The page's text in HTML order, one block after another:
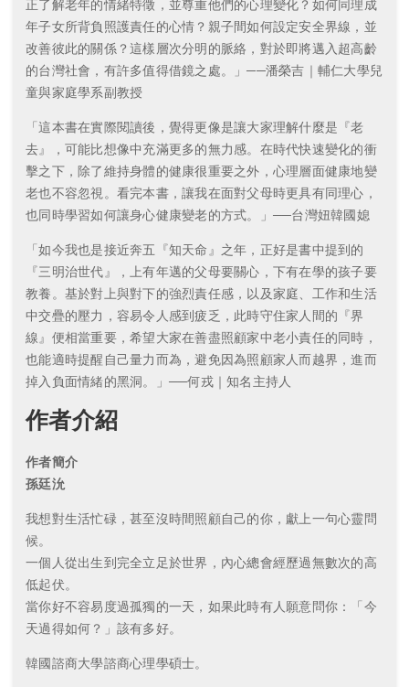
正了解老年的情緒特徵，並尊重他們的心理變化？如何同理成
年子女所背負照護責任的心情？親子間如何設定安全界線，並
改善彼此的關係？這樣層次分明的脈絡，對於即將邁入超高齡
的台灣社會，有許多值得借鏡之處。」──潘榮吉｜輔仁大學兒
童與家庭學系副教授
「這本書在實際閱讀後，覺得更像是讓大家理解什麼是『老
去』，可能比想像中充滿更多的無力感。在時代快速變化的衝
擊之下，除了維持身體的健康很重要之外，心理層面健康地變
老也不容忽視。看完本書，讓我在面對父母時更具有同理心，
也同時學習如何讓身心健康變老的方式。」──台灣妞韓國媳
「如今我也是接近奔五『知天命』之年，正好是書中提到的
『三明治世代』，上有年邁的父母要關心，下有在學的孩子要
教養。基於對上與對下的強烈責任感，以及家庭、工作和生活
中交疊的壓力，容易令人感到疲乏，此時守住家人間的『界
線』便相當重要，希望大家在善盡照顧家中老小責任的同時，
也能適時提醒自己量力而為，避免因為照顧家人而越界，進而
掉入負面情緒的黑洞。」──何戎｜知名主持人
作者介紹
作者簡介
孫廷沇
我想對生活忙碌，甚至沒時間照顧自己的你，獻上一句心靈問
候。
一個人從出生到完全立足於世界，內心總會經歷過無數次的高
低起伏。
當你好不容易度過孤獨的一天，如果此時有人願意問你：「今
天過得如何？」該有多好。
韓國諮商大學諮商心理學碩士。